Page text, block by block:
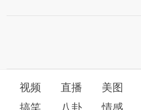
视频 直播 美图
搞笑
八卦 情感